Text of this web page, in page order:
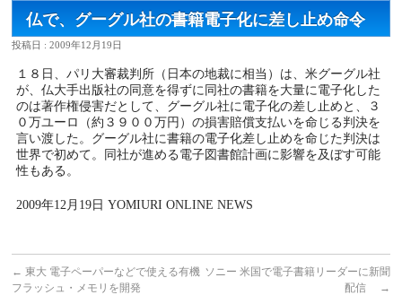
仏で、グーグル社の書籍電子化に差し止め命令
投稿日 : 2009年12月19日
１８日、パリ大審裁判所（日本の地裁に相当）は、米グーグル社
が、仏大手出版社の同意を得ずに同社の書籍を大量に電子化した
のは著作権侵害だとして、グーグル社に電子化の差し止めと、３
０万ユーロ（約３９００万円）の損害賠償支払いを命じる判決を
言い渡した。グーグル社に書籍の電子化差し止めを命じた判決は
世界で初めて。同社が進める電子図書館計画に影響を及ぼす可能
性もある。
2009年12月19日 YOMIURI ONLINE NEWS
← 東大 電子ペーパーなどで使える有機
フラッシュ・メモリを開発
ソニー 米国で電子書籍リーダーに新聞
配信
→